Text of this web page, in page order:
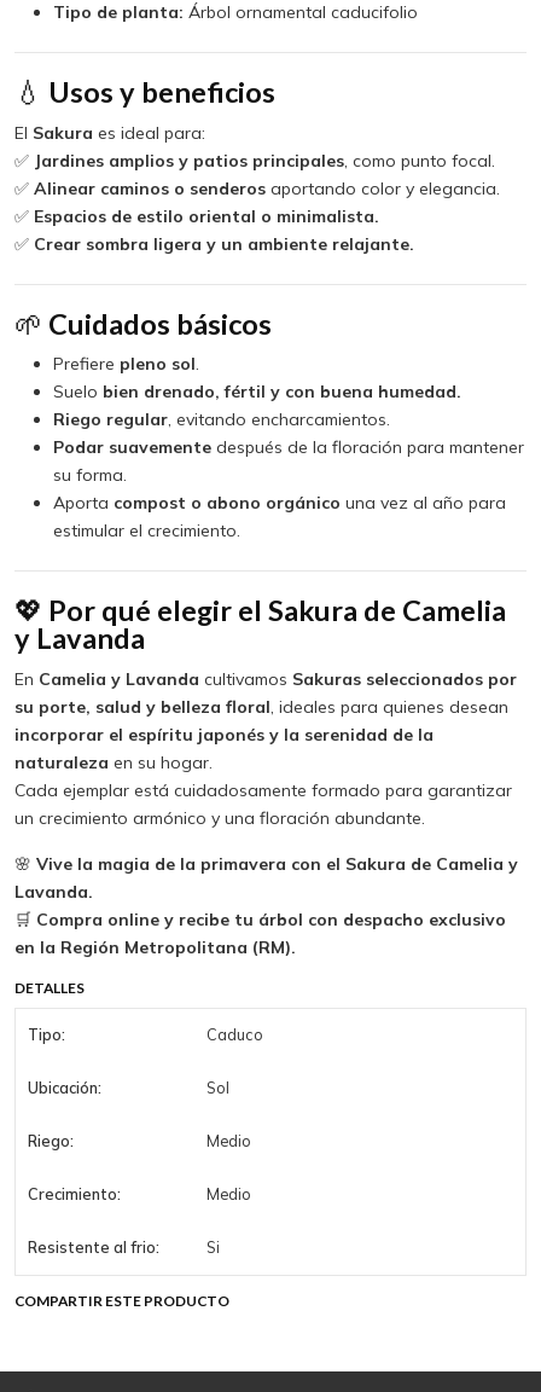
Tipo de planta: Árbol ornamental caducifolio
💧 Usos y beneficios
El Sakura es ideal para:
✅ Jardines amplios y patios principales, como punto focal.
✅ Alinear caminos o senderosaportando color y elegancia.
✅ Espacios de estilo oriental o minimalista.
✅ Crear sombra ligera y un ambiente relajante.
🌱 Cuidados básicos
Prefiere pleno sol.
Suelo bien drenado, fértil y con buena humedad.
Riego regular, evitando encharcamientos.
Podar suavementedespués de la floración para mantener
su forma.
Aporta compost o abono orgánico una vez al año para
estimular el crecimiento.
💖 Por qué elegir el Sakura de Camelia
y Lavanda
En Camelia y Lavanda cultivamos Sakuras seleccionados por
su porte, salud y belleza floral , ideales para quienes desean
incorporar el espíritu japonés y la serenidad de la
naturaleza en su hogar.
Cada ejemplar está cuidadosamente formado para garantizar
un crecimiento armónico y una floración abundante.
🌸 Vive la magia de la primavera con el Sakura de Camelia y
Lavanda.
🛒 Compra online y recibe tu árbol con despacho exclusivo
en la Región Metropolitana (RM).
DETALLES
Tipo: Caduco
Ubicación: Sol
Riego: Medio
Crecimiento: Medio
Resistente al frio: Si
COMPARTIR ESTE PRODUCTO